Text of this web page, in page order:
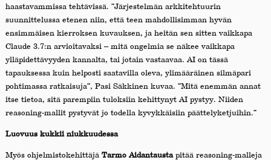
haastavammissa tehtävissä. ”Järjestelmän arkkitehtuurin
suunnittelussa etenen niin, että teen mahdollisimman hyvän
ensimmäisen kierroksen kuvauksen, ja heitän sen sitten vaikkapa
Claude 3.7:n arvioitavaksi – mitä ongelmia se näkee vaikkapa
ylläpidettävyyden kannalta, tai jotain vastaavaa. AI on tässä
tapauksessa kuin helposti saatavilla oleva, ylimääräinen silmäpari
pohtimassa ratkaisuja”, Pasi Säkkinen kuvaa. ”Mitä enemmän annat
itse tietoa, sitä parempiin tuloksiin kehittynyt AI pystyy. Niiden
reasoning-mallit pystyvät jo todella kyvykkäisiin päättelyketjuihin.”
Luovuus kukkii niukkuudessa
Myös ohjelmistokehittäjäTarmo Aidantaustapitää reasoning-malleja